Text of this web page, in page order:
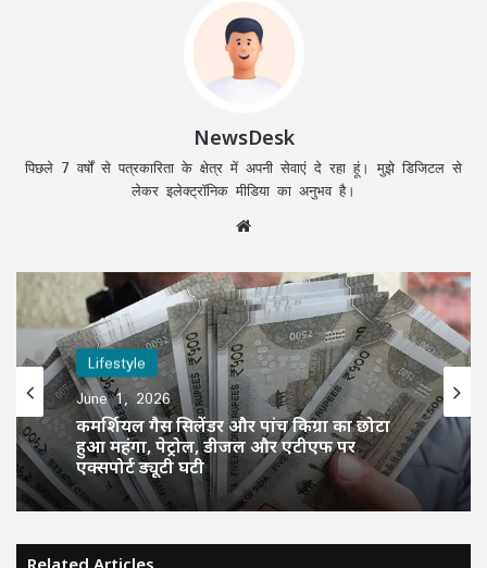
NewsDesk
पिछले 7 वर्षों से पत्रकारिता के क्षेत्र में अपनी सेवाएं दे रहा हूं। मुझे डिजिटल से
लेकर इलेक्ट्रॉनिक मीडिया का अनुभव है।
Lifestyle
June 1, 2026
कमर्शियल गैस सिलेंडर और पांच किग्रा का छोटा
हुआ महंगा, पेट्रोल, डीजल और एटीएफ पर
एक्सपोर्ट ड्यूटी घटी
Related Articles